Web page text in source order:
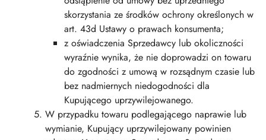
skorzystania ze środków ochrony określonych w
art. 43d Ustawy o prawach konsumenta;
z oświadczenia Sprzedawcy lub okoliczności
wyraźnie wynika, że nie doprowadzi on towaru
do zgodności z umową w rozsądnym czasie lub
bez nadmiernych niedogodności dla
Kupującego uprzywilejowanego.
W przypadku towaru podlegającego naprawie lub
wymianie, Kupujący uprzywilejowany powinien